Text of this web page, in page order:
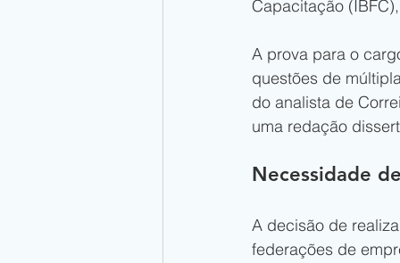
Capacitação
A prova para o
questões de
do analista de
uma redação
Necessidade
A decisão de
federações de